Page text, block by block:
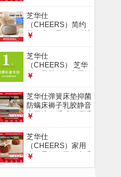
升级款-1.8*2M 优先
发货（详询客服）
芝华仕
（CHEERS）简约
单人小凳子休闲科技
背椅芝华士XJ016
奶咖色【Q】 优先发
货（详询客服）
￥
芝华仕
（CHEERS） 芝华
仕一元补差价专用链
100元
￥
芝华仕弹簧床垫抑菌
防螨床褥子乳胶静音
家用护脊睡感软硬适
升级款-1.5*2M 优先
发货（详询客服）
￥
芝华仕
（CHEERS）家用
小凳子矮凳网红南瓜
￥